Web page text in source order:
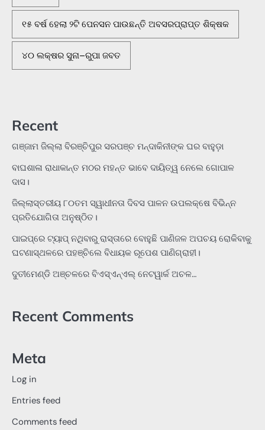
୧୫ ବର୍ଷ ହେଲା ୨ଟି ପେନସନ ପାଉଛନ୍ତି ଅବସରପ୍ରାପ୍ତ ଶିକ୍ଷକ
୪୦ ଲକ୍ଷର ସୁନା–ରୁପା ଜବତ
Recent
ଗଞ୍ଜାମ ଜିଲ୍ଲା ବିରଞ୍ଚିପୁର ସରପଞ୍ଚ ମନ୍ଦାକିନୀଙ୍କ ଘର ବାହୁଡ଼ା
ବାଘଶାଳା ରାଧାକାନ୍ତ ମଠର ମହନ୍ତ ଭାବେ ଦାୟିତ୍ୱ ନେଲେ ଗୋପାଳ
ଦାସ।
ଜିଲ୍ଲାସ୍ତରୀୟ ୮୦ତମ ସ୍ୱାଧୀନତା ଦିବସ ପାଳନ ଉପଲକ୍ଷେ ବିଭିନ୍ନ
ପ୍ରତିଯୋଗିତା ଅନୁଷ୍ଠିତ।
ପାଇପ୍‌ରେ ଟ୍ୟାପ୍‌ ନଥିବାରୁ ରାସ୍ତାରେ ବୋହୁଛି ପାଣିଜଳ ଅପଚୟ ରୋକିବାକୁ
ଘଟଣାସ୍ଥଳରେ ପହଞ୍ଚିଲେ ବିଧାୟକ ରୂପେଶ ପାଣିଗ୍ରାହୀ।
ଦୁତୀମେଣ୍ଡି ଅଞ୍ଚଳରେ ବିଏସ୍‌ଏନ୍‌ଏଲ୍‌ ନେଟୱାର୍କ ଅଚଳ…
Recent Comments
Meta
Log in
Entries feed
Comments feed